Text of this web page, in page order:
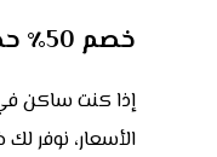
خصم 50٪ حصري لسكان حي العارض
الأسعار، نوفر